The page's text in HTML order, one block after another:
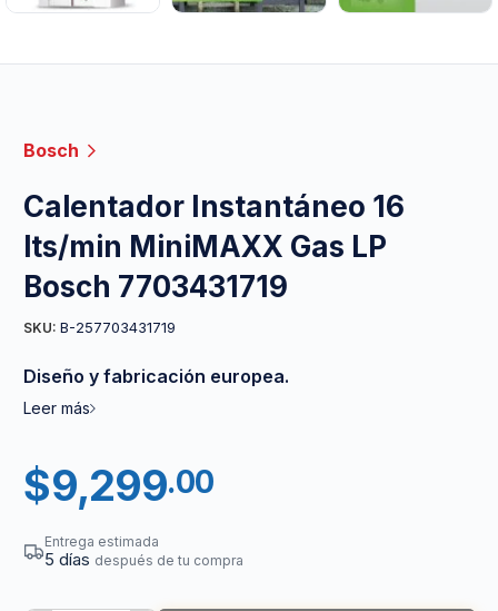
Bosch
Calentador Instantáneo 16
lts/min MiniMAXX Gas LP
Bosch 7703431719
SKU: B-257703431719
Diseño y fabricación europea.
Leer más
$9,299.00
Entrega estimada
5 días después de tu compra